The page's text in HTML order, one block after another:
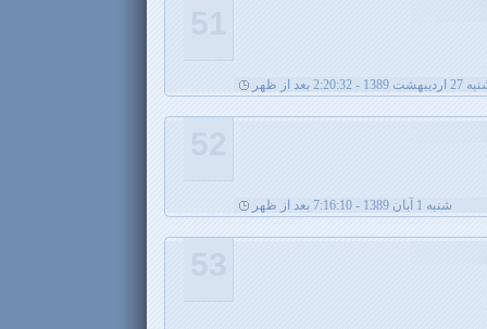
- 2:20:32 بعد از ظهر
شنبه 1 آبان 1389 - 7:16:10 بعد از ظهر